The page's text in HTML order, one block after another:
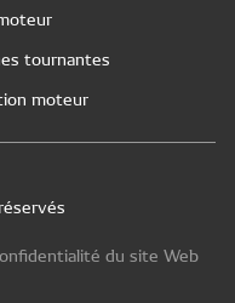
tournantes
moteur
du site Web